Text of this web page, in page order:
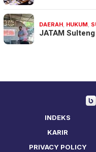
DAERAH HUKUM
JATAM
INDEKS
KARIR
PRIVACY POLICY